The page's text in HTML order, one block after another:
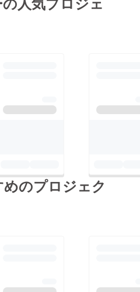
のプロジェク